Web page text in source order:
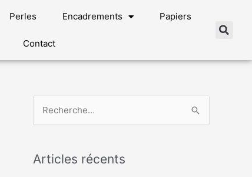
Perles Encadrements Papiers
Contact
hArticles récents